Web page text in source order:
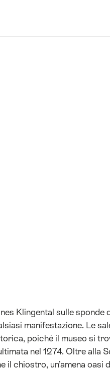
Klingental sulle sponde
manifestazione. Le
poiché il museo si
nel 1274. Oltre alla
chiostro, un’amena oasi